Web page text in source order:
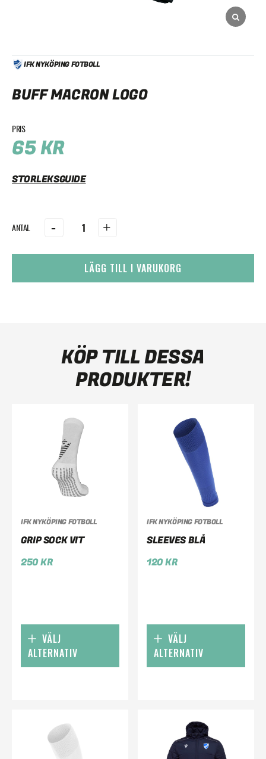
IFK NYKÖPING FOTBOLL
BUFF MACRON LOGO
65KR
STORLEKSGUIDE
- +
LÄGG TILL I VARUKORG
KÖP TILL DESSA
PRODUKTER!
IFK NYKÖPING FOTBOLL
GRIP SOCK VIT
250KR
VÄLJ
ALTERNATIV
IFK NYKÖPING FOTBOLL
SLEEVES BLÅ
120KR
VÄLJ
ALTERNATIV